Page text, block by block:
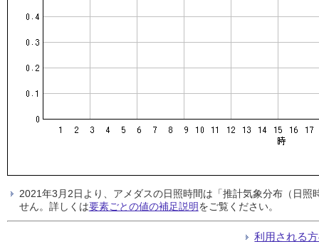
2021年3月2日より、アメダスの日照時間は「推計気象分布（日
せん。詳しくは要素ごとの値の補足説明をご覧ください。
利用される